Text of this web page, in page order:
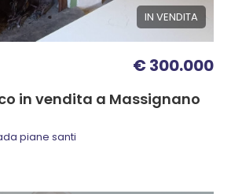
IN VENDITA
€ 300.000
in vendita a Massignano
piane santi